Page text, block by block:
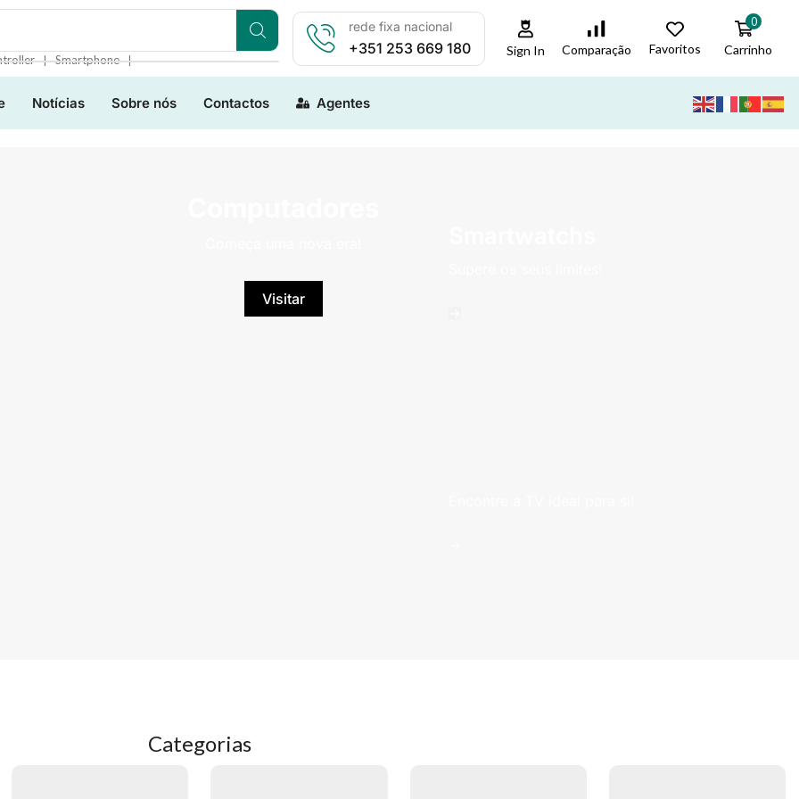
❘ Smartphone ❘
rede fixa nacional
+351 253 669 180 Sign In Comparação Favoritos
0
Carrinho
Notícias Sobre nós Contactos Agentes
Visitar
Categorias